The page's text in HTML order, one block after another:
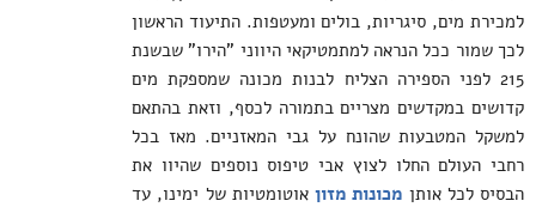
למכירת מים, סיגריות, בולים ומעטפות. התיעוד הראשון
לכך שמור ככל הנראה למתמטיקאי היווני "הירו" שבשנת
215 לפני הספירה הצליח לבנות מכונה שמספקת מים
קדושים במקדשים מצריים בתמורה לכסף, וזאת בהתאם
למשקל המטבעות שהונח על גבי המאזניים. מאז בכל
רחבי העולם החלו לצוץ אבי טיפוס נוספים שהיוו את
הבסיס לכל אותן מכונות מזון אוטומטיות של ימינו, עד